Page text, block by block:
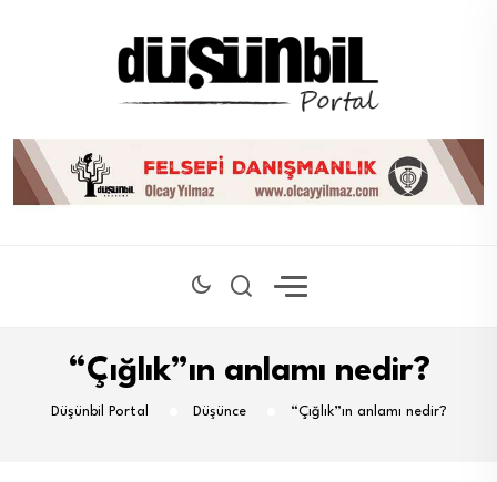
“Çığlık”ın anlamı nedir?
Düşünbil Portal Düşünce “Çığlık”ın anlamı nedir?